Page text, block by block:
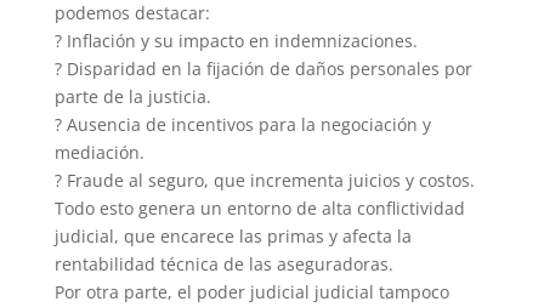
podemos destacar:
? Inflación y su impacto en indemnizaciones.
? Disparidad en la fijación de daños personales por
parte de la justicia.
? Ausencia de incentivos para la negociación y
mediación.
? Fraude al seguro, que incrementa juicios y costos.
Todo esto genera un entorno de alta conflictividad
judicial, que encarece las primas y afecta la
rentabilidad técnica de las aseguradoras.
Por otra parte, el poder judicial judicial tampoco